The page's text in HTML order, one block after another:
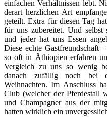
einfachen Verhältnissen lebt.
derart herzlichen Art
geteilt. Extra für diesen Tag
für uns zubereitet. Und selbst
und jeder hat uns Essen
Diese echte Gastfreundschaft
so oft in Äthiopien erfahren
Vergleich zu uns so wenig
danach zufällig noch bei
Weihnachten. Im Anschluss
Club (welcher der Pferdestall
und Champagner aus der
hatten wirklich ein